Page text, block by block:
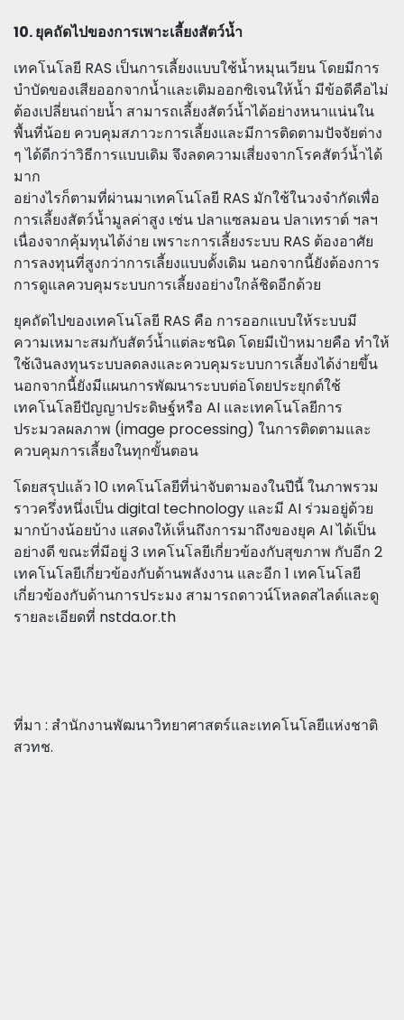
10. ยุคถัดไปของการเพาะเลี้ยงสัตว์น้ำ
เทคโนโลยี RAS เป็นการเลี้ยงแบบใช้น้ำหมุนเวียน โดยมีการ
บำบัดของเสียออกจากน้ำและเติมออกซิเจนให้น้ำ มีข้อดีคือไม่
ต้องเปลี่ยนถ่ายน้ำ สามารถเลี้ยงสัตว์น้ำได้อย่างหนาแน่นใน
พื้นที่น้อย ควบคุมสภาวะการเลี้ยงและมีการติดตามปัจจัยต่าง
ๆ ได้ดีกว่าวิธีการแบบเดิม จึงลดความเสี่ยงจากโรคสัตว์น้ำได้
มาก
อย่างไรก็ตามที่ผ่านมาเทคโนโลยี RAS มักใช้ในวงจำกัดเพื่อ
การเลี้ยงสัตว์น้ำมูลค่าสูง เช่น ปลาแซลมอน ปลาเทราต์ ฯลฯ
เนื่องจากคุ้มทุนได้ง่าย เพราะการเลี้ยงระบบ RAS ต้องอาศัย
การลงทุนที่สูงกว่าการเลี้ยงแบบดั้งเดิม นอกจากนี้ยังต้องการ
การดูแลควบคุมระบบการเลี้ยงอย่างใกล้ชิดอีกด้วย
ยุคถัดไปของเทคโนโลยี RAS คือ การออกแบบให้ระบบมี
ความเหมาะสมกับสัตว์น้ำแต่ละชนิด โดยมีเป้าหมายคือ ทำให้
ใช้เงินลงทุนระบบลดลงและควบคุมระบบการเลี้ยงได้ง่ายขึ้น
นอกจากนี้ยังมีแผนการพัฒนาระบบต่อโดยประยุกต์ใช้
เทคโนโลยีปัญญาประดิษฐ์หรือ AI และเทคโนโลยีการ
ประมวลผลภาพ (image processing) ในการติดตามและ
ควบคุมการเลี้ยงในทุกขั้นตอน
โดยสรุปแล้ว 10 เทคโนโลยีที่น่าจับตามองในปีนี้ ในภาพรวม
ราวครึ่งหนึ่งเป็น digital technology และมี AI ร่วมอยู่ด้วย
มากบ้างน้อยบ้าง แสดงให้เห็นถึงการมาถึงของยุค AI ได้เป็น
อย่างดี ขณะที่มีอยู่ 3 เทคโนโลยีเกี่ยวข้องกับสุขภาพ กับอีก 2
เทคโนโลยีเกี่ยวข้องกับด้านพลังงาน และอีก 1 เทคโนโลยี
เกี่ยวข้องกับด้านการประมง สามารถดาวน์โหลดสไลด์และดู
รายละเอียดที่ nstda.or.th
ที่มา : สำนักงานพัฒนาวิทยาศาสตร์และเทคโนโลยีแห่งชาติ
สวทช.